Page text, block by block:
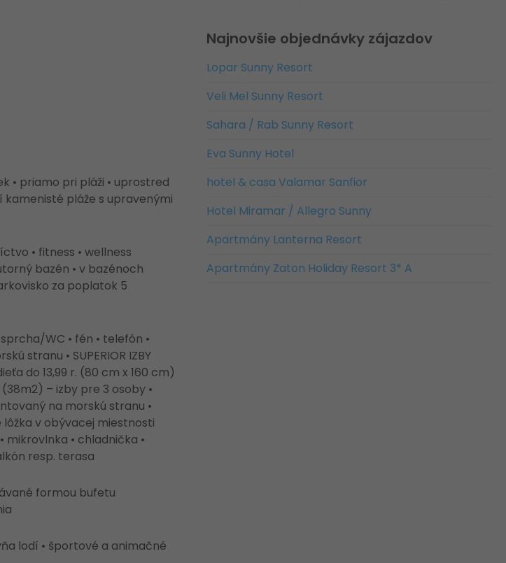
• priamo pri pláži • uprostred
kamenisté pláže s upravenými
• fitness • wellness
bazén • v bazénoch
za poplatok 5
WC • fén • telefón •
stranu • SUPERIOR IZBY
do 13,99 r. (80 cm x 160 cm)
– izby pre 3 osoby •
na morskú stranu •
lôžka v obývacej miestnosti
• chladnička •
resp. terasa
formou bufetu
lodí • športové a animačné
Najnovšie objednávky zájazdov
Lopar Sunny Resort
Veli Mel Sunny Resort
Sahara / Rab Sunny Resort
Eva Sunny Hotel
hotel & casa Valamar Sanfior
Hotel Miramar / Allegro Sunny
Apartmány Lanterna Resort
Apartmány Zaton Holiday Resort 3* A